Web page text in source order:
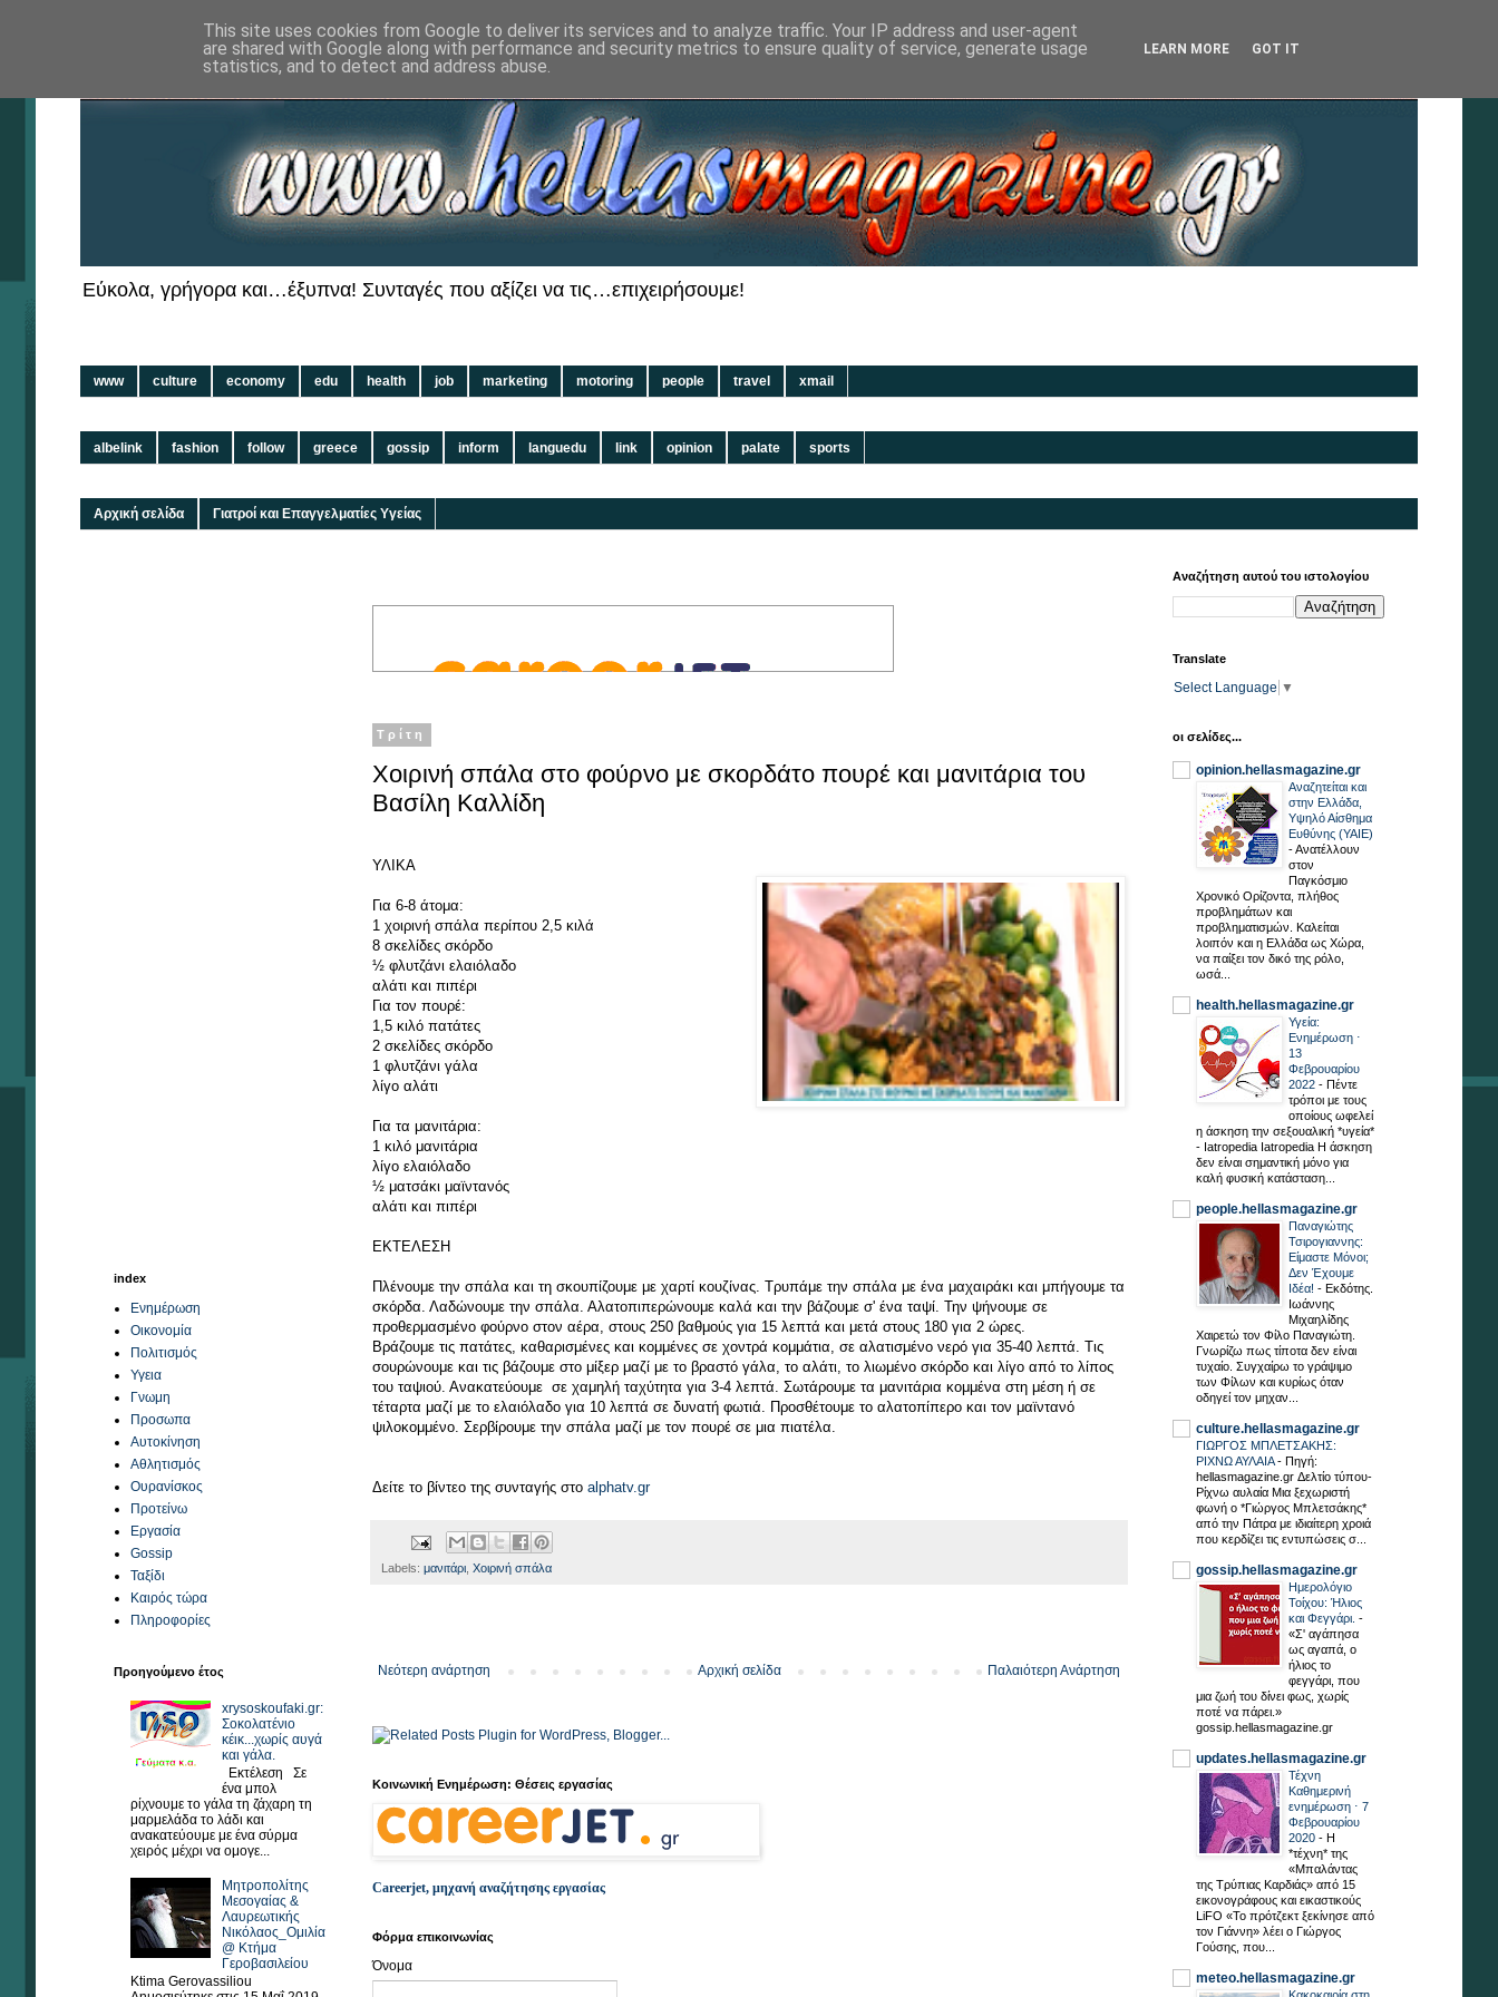
Εύκολα, γρήγορα και…έξυπνα! Συνταγές που αξίζει να τις…επιχειρήσουμε!
www culture economy edu health job marketing motoring people travel xmail
albelink fashion follow greece gossip inform languedu link opinion palate sports
Αρχική σελίδα Γιατροί και Επαγγελματίες Υγείας
Τρίτη
Χοιρινή σπάλα στο φούρνο με σκορδάτο πουρέ και μανιτάρια του
Βασίλη Καλλίδη
ΥΛΙΚΑ
Για 6-8 άτομα:
1 χοιρινή σπάλα περίπου 2,5 κιλά
8 σκελίδες σκόρδο
½ φλυτζάνι ελαιόλαδο
αλάτι και πιπέρι
Για τον πουρέ:
1,5 κιλό πατάτες
2 σκελίδες σκόρδο
1 φλυτζάνι γάλα
λίγο αλάτι
Για τα μανιτάρια:
1 κιλό μανιτάρια
λίγο ελαιόλαδο
½ ματσάκι μαϊντανός
αλάτι και πιπέρι
ΕΚΤΕΛΕΣΗ
Πλένουμε την σπάλα και τη σκουπίζουμε με χαρτί κουζίνας. Τρυπάμε την σπάλα με ένα μαχαιράκι και μπήγουμε τα
σκόρδα. Λαδώνουμε την σπάλα. Αλατοπιπερώνουμε καλά και την βάζουμε σ' ένα ταψί. Την ψήνουμε σε
προθερμασμένο φούρνο στον αέρα, στους 250 βαθμούς για 15 λεπτά και μετά στους 180 για 2 ώρες.
Βράζουμε τις πατάτες, καθαρισμένες και κομμένες σε χοντρά κομμάτια, σε αλατισμένο νερό για 35-40 λεπτά. Τις
σουρώνουμε και τις βάζουμε στο μίξερ μαζί με το βραστό γάλα, το αλάτι, το λιωμένο σκόρδο και λίγο από το λίπος
του ταψιού. Ανακατεύουμε σε χαμηλή ταχύτητα για 3-4 λεπτά. Σωτάρουμε τα μανιτάρια κομμένα στη μέση ή σε
τέταρτα μαζί με το ελαιόλαδο για 10 λεπτά σε δυνατή φωτιά. Προσθέτουμε το αλατοπίπερο και τον μαϊντανό
ψιλοκομμένο. Σερβίρουμε την σπάλα μαζί με τον πουρέ σε μια πιατέλα.
Δείτε το βίντεο της συνταγής στο alphatv.gr
Labels: μανιτάρι Χοιρινή σπάλα
Νεότερη ανάρτηση Παλαιότερη Ανάρτηση
Αρχική σελίδα
Κοινωνική Ενημέρωση: Θέσεις εργασίας
Careerjet, μηχανή αναζήτησης εργασίας
Φόρμα επικοινωνίας
Όνομα
index
Ενημέρωση
Οικονομία
Πολιτισμός
Υγεια
Γνωμη
Προσωπα
Αυτοκίνηση
Αθλητισμός
Ουρανίσκος
Προτείνω
Εργασία
Gossip
Ταξίδι
Καιρός τώρα
Πληροφορίες
Προηγούμενο έτος
xrysoskoufaki.gr:
Σοκολατένιο
κέικ...χωρίς αυγά
και γάλα.
Εκτέλεση Σε
ένα μπολ
ρίχνουμε το γάλα τη ζάχαρη τη
μαρμελάδα το λάδι και
ανακατεύουμε με ένα σύρμα
χειρός μέχρι να ομογε...
Μητροπολίτης
Μεσογαίας &
Λαυρεωτικής
Νικόλαος_Ομιλία
@ Κτήμα
Γεροβασιλείου
Ktima Gerovassiliou
Αναζήτηση αυτού του ιστολογίου
Translate
Select Language ▼
οι σελίδες...
opinion.hellasmagazine.gr
Αναζητείται και
στην Ελλάδα,
Υψηλό Αίσθημα
Ευθύνης (ΥΑΙΕ)
-Ανατέλλουν
στον
Παγκόσμιο
Χρονικό Ορίζοντα, πλήθος
προβλημάτων και
προβληματισμών. Καλείται
λοιπόν και η Ελλάδα ως Χώρα,
να παίξει τον δικό της ρόλο,
ωσά...
health.hellasmagazine.gr
Υγεία:
Ενημέρωση ⋅
13
Φεβρουαρίου
2022 - Πέντε
τρόποι με τους
οποίους ωφελεί
η άσκηση την σεξουαλική *υγεία*
- Iatropedia Iatropedia Η άσκηση
δεν είναι σημαντική μόνο για
καλή φυσική κατάσταση...
people.hellasmagazine.gr
Παναγιώτης
Τσιρογιαννης:
Είμαστε Μόνοι;
Δεν Έχουμε
Ιδέα! - Εκδότης.
Ιωάννης
Μιχαηλίδης
Χαιρετώ τον Φίλο Παναγιώτη.
Γνωρίζω πως τίποτα δεν είναι
τυχαίο. Συγχαίρω το γράψιμο
των Φίλων και κυρίως όταν
οδηγεί τον μηχαν...
culture.hellasmagazine.gr
ΓΙΩΡΓΟΣ ΜΠΛΕΤΣΑΚΗΣ:
ΡΙΧΝΩ ΑΥΛΑΙΑ- Πηγή:
hellasmagazine.gr Δελτίο τύπου-
Ρίχνω αυλαία Μια ξεχωριστή
φωνή ο *Γιώργος Μπλετσάκης*
από την Πάτρα με ιδιαίτερη χροιά
που κερδίζει τις εντυπώσεις σ...
gossip.hellasmagazine.gr
Ημερολόγιο
Τοίχου: Ήλιος
και Φεγγάρι. -
«Σ' αγάπησα
ως αγαπά, ο
ήλιος το
φεγγάρι, που
μια ζωή του δίνει φως, χωρίς
ποτέ να πάρει.»
gossip.hellasmagazine.gr
updates.hellasmagazine.gr
Τέχνη
Καθημερινή
ενημέρωση ⋅ 7
Φεβρουαρίου
2020 - Η
*τέχνη* της
«Μπαλάντας
της Τρύπιας Καρδιάς» από 15
εικονογράφους και εικαστικούς
LiFO «Το πρότζεκτ ξεκίνησε από
τον Γιάννη» λέει ο Γιώργος
Γούσης, που...
meteo.hellasmagazine.gr
This site uses cookies from Google to deliver its services and to analyze traffic. Your IP address and user-agent
are shared with Google along with performance and security metrics to ensure quality of service, generate usage
statistics, and to detect and address abuse.
LEARN MORE GOT IT